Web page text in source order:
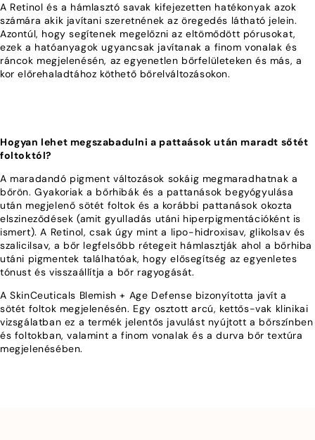
A Retinol és a hámlasztó savak kifejezetten hatékonyak azok
számára akik javítani szeretnének az öregedés látható jelein.
Azontúl, hogy segítenek megelőzni az eltömődött pórusokat,
ezek a hatóanyagok ugyancsak javítanak a finom vonalak és
ráncok megjelenésén, az egyenetlen bőrfelületeken és más, a
kor előrehaladtához köthető bőrelváltozásokon.
Hogyan lehet megszabadulni a pattaások után maradt sőtét
foltoktól?
A maradandó pigment változások sokáig megmaradhatnak a
bőrön. Gyakoriak a bőrhibák és a pattanások begyógyulása
után megjelenő sötét foltok és a korábbi pattanások okozta
elszineződések (amit gyulladás utáni hiperpigmentációként is
ismert). A Retinol, csak úgy mint a lipo-hidroxisav, glikolsav és
szalicilsav, a bőr legfelsőbb rétegeit hámlasztják ahol a bőrhiba
utáni pigmentek találhatóak, hogy elősegítség az egyenletes
tónust és visszaállítja a bőr ragyogását.
A SkinCeuticals Blemish + Age Defense bizonyította javít a
sötét foltok megjelenésén. Egy osztott arcú, kettős-vak klinikai
vizsgálatban ez a termék jelentős javulást nyújtott a bőrszínben
és foltokban, valamint a finom vonalak és a durva bőr textúra
megjelenésében.